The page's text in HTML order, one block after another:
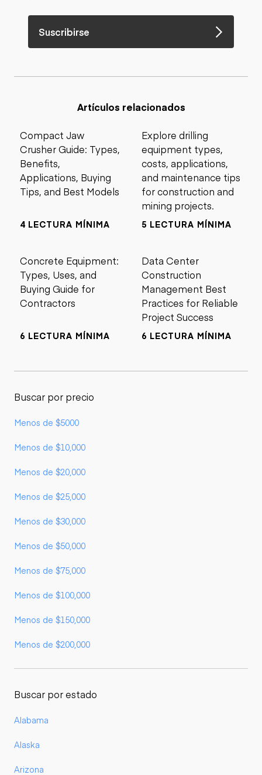
Suscribirse
Artículos relacionados
Compact Jaw
Crusher Guide: Types,
Benefits,
Applications, Buying
Tips, and Best Models
4 LECTURA MÍNIMA
Explore drilling
equipment types,
costs, applications,
and maintenance tips
for construction and
mining projects.
5 LECTURA MÍNIMA
Concrete Equipment:
Types, Uses, and
Buying Guide for
Contractors
6 LECTURA MÍNIMA
Data Center
Construction
Management Best
Practices for Reliable
Project Success
6 LECTURA MÍNIMA
Buscar por precio
Menos de $5000
Menos de $10,000
Menos de $20,000
Menos de $25,000
Menos de $30,000
Menos de $50,000
Menos de $75,000
Menos de $100,000
Menos de $150,000
Menos de $200,000
Buscar por estado
Alabama
Alaska
Arizona